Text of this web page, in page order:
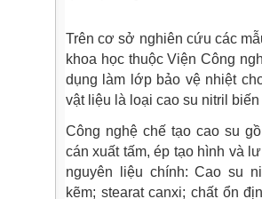
Trên cơ sở nghiên cứu các
khoa học thuộc Viện Công
dụng làm lớp bảo vệ nhiệt
vật liệu là loại cao su nitril
Công nghệ chế tạo cao su
cán xuất tấm, ép tạo hình và
nguyên liệu chính: Cao su
kẽm; stearat canxi; chất ổn